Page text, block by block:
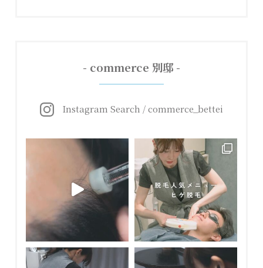
- commerce 別邸 -
Instagram Search / commerce_bettei